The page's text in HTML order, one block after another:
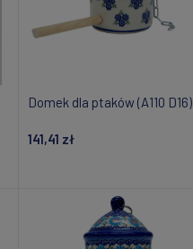
Domek dla ptaków (A110 D16)
141,41 zł